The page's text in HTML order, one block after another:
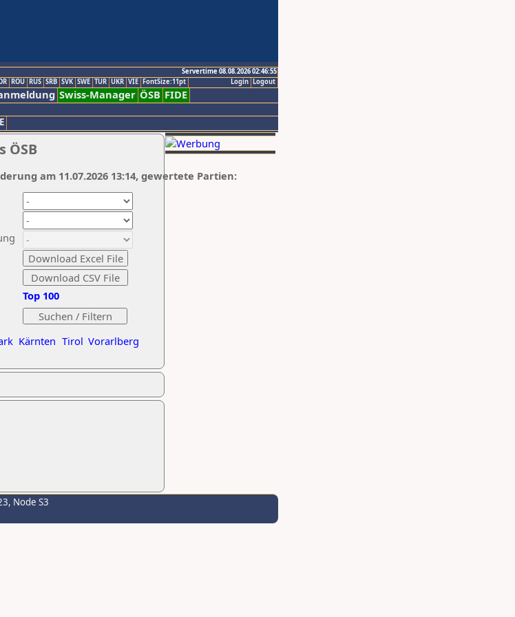
Servertime 08.08.2026 02:46:55
Logout
Login
ROU RUS SRB SVK SWE TUR UKR VIE FontSize:11pt
Swiss-Manager ÖSB FIDE
ÖSB
Kärnten Tirol Vorarlberg
Top 100
am 11.07.2026 13:14, gewertete Partien:
Node S3